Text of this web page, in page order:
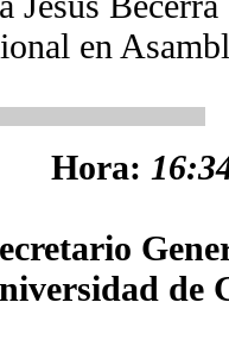
en
Hora:
de